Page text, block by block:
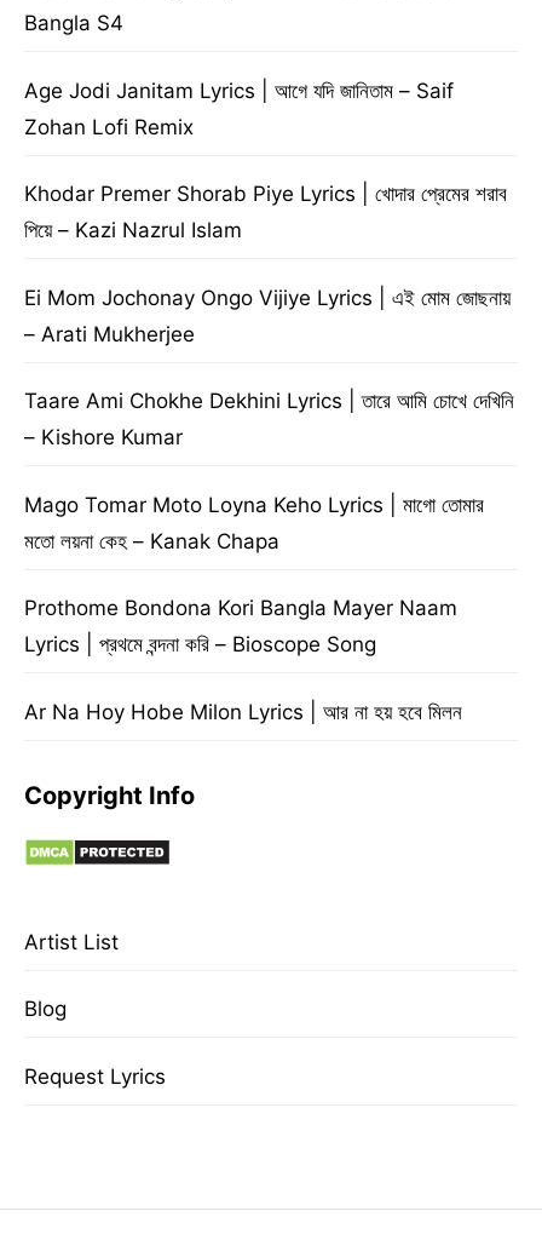
Bangla S4
Age Jodi Janitam Lyrics | আগে যদি জানিতাম – Saif
Zohan Lofi Remix
Khodar Premer Shorab Piye Lyrics | খোদার প্রেমের শরাব
পিয়ে – Kazi Nazrul Islam
Ei Mom Jochonay Ongo Vijiye Lyrics | এই মোম জোছনায়
– Arati Mukherjee
Taare Ami Chokhe Dekhini Lyrics | তারে আমি চোখে দেখিনি
– Kishore Kumar
Mago Tomar Moto Loyna Keho Lyrics | মাগো তোমার
মতো লয়না কেহ – Kanak Chapa
Prothome Bondona Kori Bangla Mayer Naam
Lyrics | প্রথমে বন্দনা করি – Bioscope Song
Ar Na Hoy Hobe Milon Lyrics | আর না হয় হবে মিলন
Copyright Info
Artist List
Blog
Request Lyrics